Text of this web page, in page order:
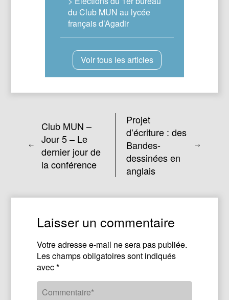
du Club MUN au lycée
français d’Agadir
Voir tous les articles
Club MUN –
Jour 5 – Le
dernier jour de
la conférence
Projet
d’écriture : des
Bandes-
dessinées en
anglais
Laisser un commentaire
Votre adresse e-mail ne sera pas publiée.
Les champs obligatoires sont indiqués
avec*